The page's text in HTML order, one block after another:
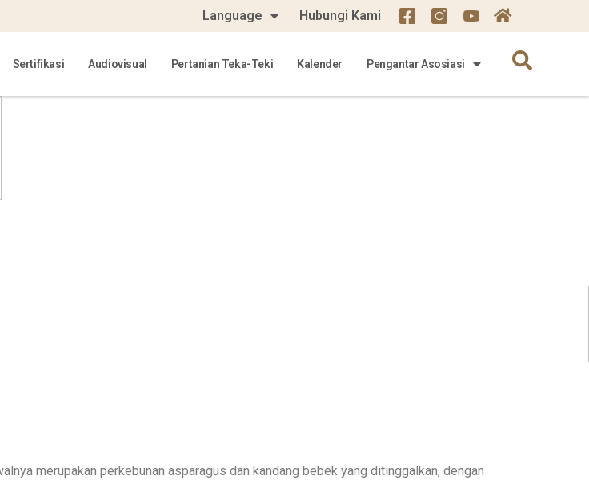
Language Hubungi Kami
Sertifikasi Audiovisual Pertanian Teka-Teki Kalender Pengantar Asosiasi
merupakan perkebunan asparagus dan kandang bebek yang ditinggalkan, dengan